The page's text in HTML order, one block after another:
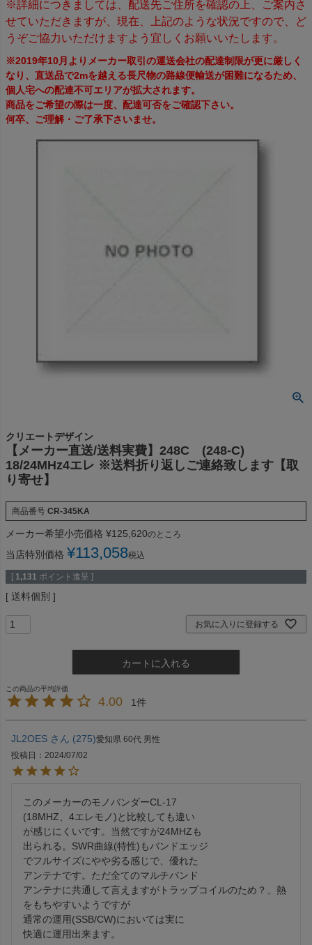
※詳細につきましては、配送先ご住所を確認の上、ご案内さ
せていただきますが、現在、上記のような状況ですので、ど
うぞご協力いただけますよう宜しくお願いいたします。
※2019年10月よりメーカー取引の運送会社の配達制限が更に厳しく
なり、直送品で2mを越える長尺物の路線便輸送が困難になるため、
個人宅への配達不可エリアが拡大されます。
商品をご希望の際は一度、配達可否をご確認下さい。
何卒、ご理解・ご了承下さいませ。
クリエートデザイン
【メーカー直送/送料実費】248C (248-C)
18/24MHz4エレ ※送料折り返しご連絡致します【取
り寄せ】
商品番号 CR-345KA
メーカー希望小売価格 ¥125,620のところ
当店特別価格 ¥113,058税込
[ 1,131 ポイント進呈 ]
送料個別
お気に入りに登録する
カートに入れる
4.00 1
JL2OES 275 愛知県 60代 男性
投稿日
2024/07/02
このメーカーのモノバンダーCL-17
(18MHZ、4エレモノ)と比較しても違い
が感じにくいです。当然ですが24MHZも
出られる。SWR曲線(特性)もバンドエッジ
でフルサイズにやや劣る感じで、優れた
アンテナです。ただ全てのマルチバンド
アンテナに共通して言えますがトラップコイルのため？、熱
をもちやすいようですが
通常の運用(SSB/CW)においては実に
快適に運用出来ます。